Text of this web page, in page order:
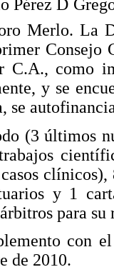
Pérez D
Merlo. La
Consejo
C.A., como
y se
se
(3 últimos
y 1
para
con
de 2010.